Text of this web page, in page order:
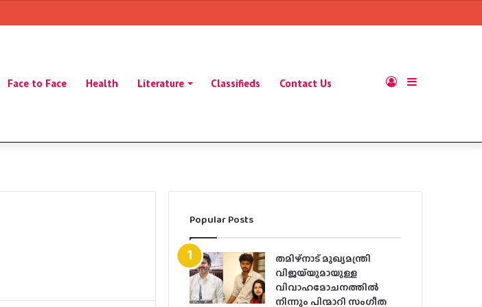
Face to Face Health Literature Classifieds Contact Us Log
Popular Posts
തമിഴ്നാട് മുഖ്യമന്ത്രി
വിജയ്‌യുമായുള്ള
വിവാഹമോചനത്തിൽ
നിന്നും പിന്മാറി സം​ഗീത